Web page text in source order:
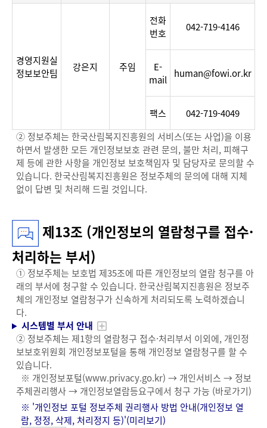
당
부
자,
연
락
처,
전
자
일
경영지원실
정보보안팀
강은지 주임
전화
번호
042-719-4146
E-
mail human@fowi.or.kr
팩스
042-719-4049
② 정보주체는 한국산림복지진흥원의 서비스(또는 사업)을 이용
하면서 발생한 모든 개인정보보호 관련 문의, 불만 처리, 피해구
제 등에 관한 사항을 개인정보 보호책임자 및 담당자로 문의할 수
있습니다. 한국산림복지진흥원은 정보주체의 문의에 대해 지체
없이 답변 및 처리해 드릴 것입니다.
제13조 (개인정보의 열람청구를 접수·
처리하는 부서)
① 정보주체는 보호법 제35조에 따른 개인정보의 열람 청구를 아
래의 부서에 청구할 수 있습니다. 한국산림복지진흥원은 정보주
체의 개인정보 열람청구가 신속하게 처리되도록 노력하겠습니
다.
시스템별 부서 안내
② 정보주체는 제1항의 열람청구 접수·처리부서 이외에, 개인정
보보호위원회 개인정보포털을 통해 개인정보 열람청구를 할 수
있습니다.
※ 개인정보포털(www.privacy.go.kr) → 개인서비스 → 정보
주체권리행사 → 개인정보열람등요구에서 청구 가능 (바로가기)
※ '개인정보 포털 정보주체 권리행사 방법 안내(개인정보 열
람, 정정, 삭제, 처리정지 등)'(미리보기)